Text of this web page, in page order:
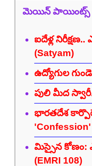
మెయిన్ పాయింట్స్
ఐదేళ్ల నిరీక్షణ..
(Satyam)
ఉద్యోగుల
పులి మీద
భారతదేశ
'Confession'
మిస్సైన కోణం:
(EMRI 108)